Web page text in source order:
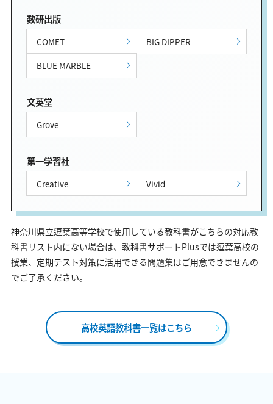
数研出版
COMET
BIG DIPPER
BLUE MARBLE
文英堂
Grove
第一学習社
Creative Vivid
神奈川県立逗葉高等学校で使用している教科書がこちらの対応教
科書リスト内にない場合は、教科書サポートPlusでは逗葉高校の
授業、定期テスト対策に活用できる問題集はご用意できませんの
でご了承ください。
高校英語教科書一覧はこちら